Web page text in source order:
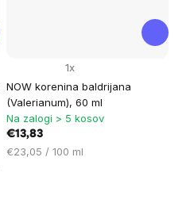
NOW korenina baldrijana
(Valerianum), 60 ml
1x
Na zalogi > 5 kosov
€13,83
Cena
€23,05 / 100 ml